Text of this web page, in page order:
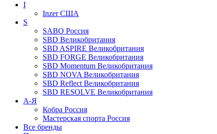
I
InzerСША
S
SABO Россия
SBD Великобритания
SBD ASPIRE Великобритания
SBD FORGE Великобритания
SBD Momentum Великобритания
SBD NOVA Великобритания
SBD Reflect Великобритания
SBD RESOLVE Великобритания
А-Я
Кобра Россия
Мастерская спорта Россия
Все бренды